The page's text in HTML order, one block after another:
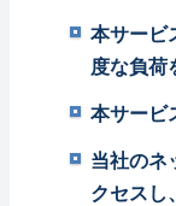
本サービ
度な負荷
本サービ
当社のネ
クセスし